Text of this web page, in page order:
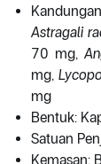
Astragali
70 mg,
mg,
mg
Bentuk:
Satuan
Kemasan: